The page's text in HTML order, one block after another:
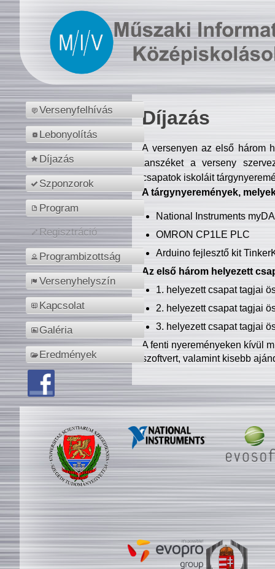
Versenyfelhívás
Lebonyolítás
Díjazás
Szponzorok
Program
Regisztráció
Programbizottság
Versenyhelyszín
Kapcsolat
Galéria
Eredmények
Díjazás
A versenyen az első három
tanszéket a verseny
csapatok iskoláit
A tárgynyeremények,
National Instruments
OMRON CP1LE PLC
Arduino fejlesztő kit
Az első három helyezett
1. helyezett csapat tagjai
2. helyezett csapat tagjai
3. helyezett csapat tagjai
A fenti nyereményeken kívül
szoftvert, valamint kisebb